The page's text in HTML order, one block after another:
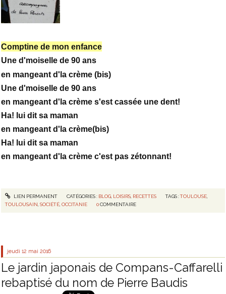
Comptine de mon enfance
Une d'moiselle de 90 ans
en mangeant d'la crème (bis)
Une d'moiselle de 90 ans
en mangeant d'la crème s'est cassée une dent!
Ha! lui dit sa maman
en mangeant d'la crème(bis)
Ha! lui dit sa maman
en mangeant d'la crème c'est pas zétonnant!
LIEN PERMANENT CATÉGORIES : BLOG, LOISIRS, RECETTES TAGS :TOULOUSE
TOULOUSAIN ,SOCIÉTÉ ,OCCITANIE 0 COMMENTAIRE
jeudi 12 mai 2016
Le jardin japonais de Compans-Caffarelli
rebaptisé du nom de Pierre Baudis